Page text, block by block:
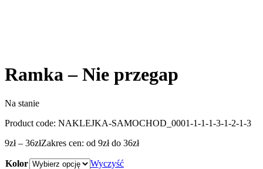
Ramka – Nie przegap
Na stanie
Product code: NAKLEJKA-SAMOCHOD_0001-1-1-1-3-1-2-1-3
9zł – 36złZakres cen: od 9zł do 36zł
Kolor
Wyczyść